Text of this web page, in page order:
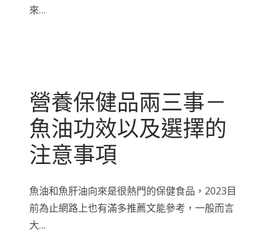
來…
營養保健品兩三事－
魚油功效以及選擇的
注意事項
魚油和魚肝油向來是很熱門的保健食品，2023目
前為止網路上也有滿多推薦文能參考，一般而言
大…